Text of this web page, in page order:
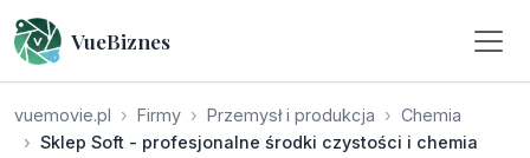
VueBiznes
vuemovie.pl Firmy Przemysł i produkcja
Chemia
Sklep Soft - profesjonalne środki czystości i chemia